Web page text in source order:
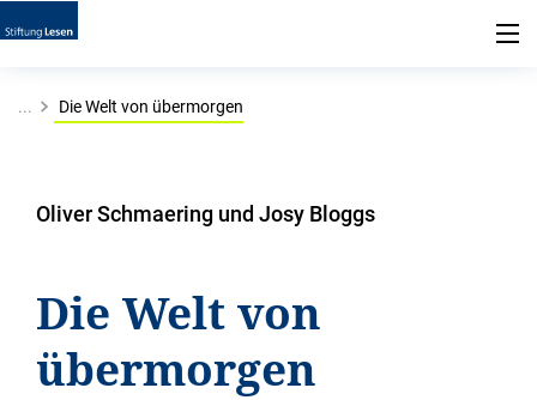
... Die Welt von übermorgen
Oliver Schmaering und Josy Bloggs
Die Welt von
übermorgen